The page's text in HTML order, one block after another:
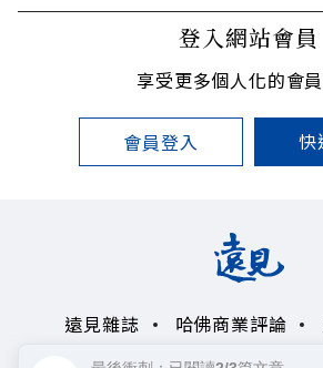
登入網站會員
享受更多個人化的會
會員登入 快
遠見雜誌 哈佛商業評論
未來親子學習平台
50+